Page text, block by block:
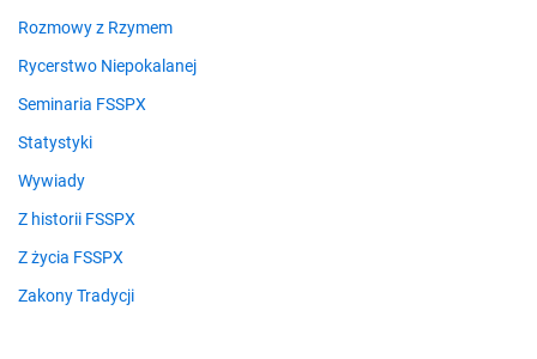
Rozmowy z Rzymem
Rycerstwo Niepokalanej
Seminaria FSSPX
Statystyki
Wywiady
Z historii FSSPX
Z życia FSSPX
Zakony Tradycji